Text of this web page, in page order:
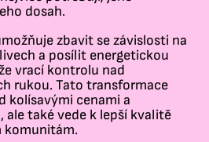
dosah.
zbavit se závislosti na
a posílit energetickou
vrací kontrolu nad
rukou. Tato transformace
kolísavými cenami a
také vede k lepší kvalitě
komunitám.